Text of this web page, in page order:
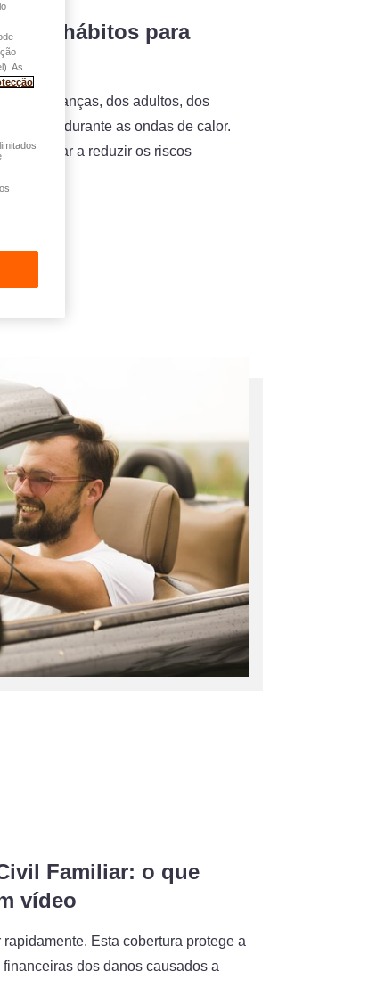
hábitos para
das crianças, dos adultos, dos
durante as ondas de calor.
ajudar a reduzir os riscos
Familiar: o que
vídeo
Esta cobertura protege a
dos danos causados a
As